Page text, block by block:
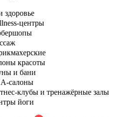
здоровье
центры
красоты
и бани
салоны
клубы и тренажёрные залы
йоги